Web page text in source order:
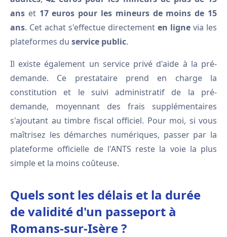
ans et 17 euros pour les mineurs de moins de 15
ans. Cet achat s'effectue directement en ligne via les
plateformes du service public.
Il existe également un service privé d'aide à la pré-
demande. Ce prestataire prend en charge la
constitution et le suivi administratif de la pré-
demande, moyennant des frais supplémentaires
s'ajoutant au timbre fiscal officiel. Pour moi, si vous
maîtrisez les démarches numériques, passer par la
plateforme officielle de l'ANTS reste la voie la plus
simple et la moins coûteuse.
Quels sont les délais et la durée
de validité d'un passeport à
Romans-sur-Isère ?